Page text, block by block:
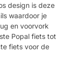
design is deze
waardoor je
en voorvork
Popal fiets tot
fiets voor de